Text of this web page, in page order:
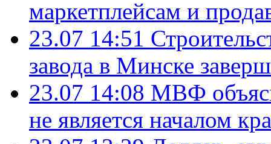
маркетплейсам и
23.07 14:51
завода в Минске
23.07 14:08 МВФ
не является началом